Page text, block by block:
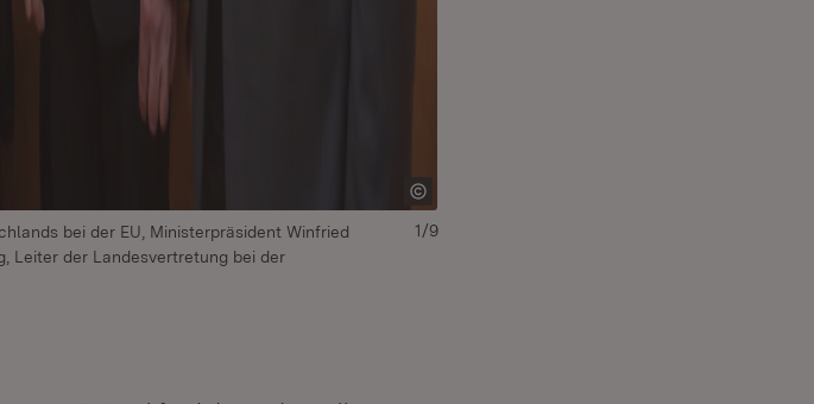
bei der EU, Ministerpräsident Winfried
Leiter der Landesvertretung bei der
1/9